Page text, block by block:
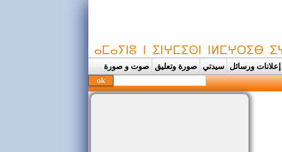
إعلانات ورسائل سيدتي صورة وتعليق صوت و صورة